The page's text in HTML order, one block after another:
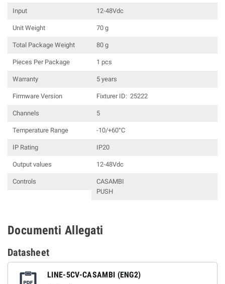
Input 12-48Vdc
Unit Weight 70 g
Total Package Weight 80 g
Pieces Per Package 1 pcs
Warranty 5 years
Firmware Version Fixturer ID: 25222
Channels 5
Temperature Range -10/+60°C
IP Rating IP20
Output values 12-48Vdc
Controls
CASAMBI
PUSH
Documenti Allegati
Datasheet
LINE-5CV-CASAMBI (ENG2)